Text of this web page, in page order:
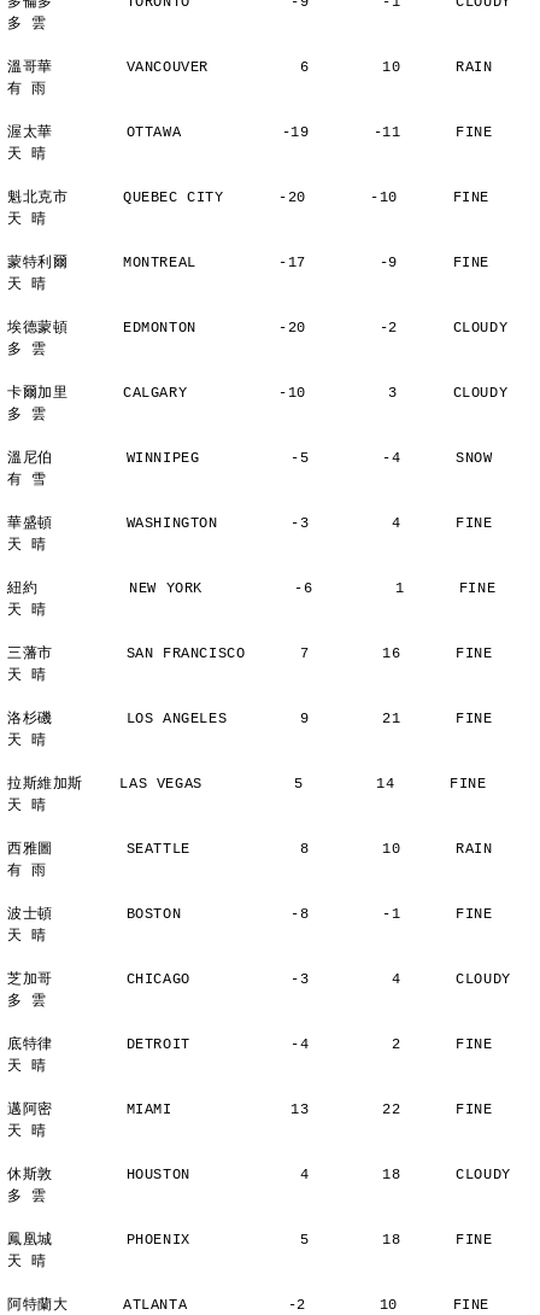
多 雲
溫哥華        VANCOUVER          6        10      RAIN
有 雨
渥太華        OTTAWA           -19       -11      FINE
天 晴
魁北克市      QUEBEC CITY      -20       -10      FINE
天 晴
蒙特利爾      MONTREAL         -17        -9      FINE
天 晴
埃德蒙頓      EDMONTON         -20        -2      CLOUDY
多 雲
卡爾加里      CALGARY          -10         3      CLOUDY
多 雲
溫尼伯        WINNIPEG          -5        -4      SNOW
有 雪
華盛頓        WASHINGTON        -3         4      FINE
天 晴
紐約          NEW YORK          -6         1      FINE
天 晴
三藩市        SAN FRANCISCO      7        16      FINE
天 晴
洛杉磯        LOS ANGELES        9        21      FINE
天 晴
拉斯維加斯    LAS VEGAS          5        14      FINE
天 晴
西雅圖        SEATTLE            8        10      RAIN
有 雨
波士頓        BOSTON            -8        -1      FINE
天 晴
芝加哥        CHICAGO           -3         4      CLOUDY
多 雲
底特律        DETROIT           -4         2      FINE
天 晴
邁阿密        MIAMI             13        22      FINE
天 晴
休斯敦        HOUSTON            4        18      CLOUDY
多 雲
鳳凰城        PHOENIX            5        18      FINE
天 晴
阿特蘭大      ATLANTA           -2        10      FINE